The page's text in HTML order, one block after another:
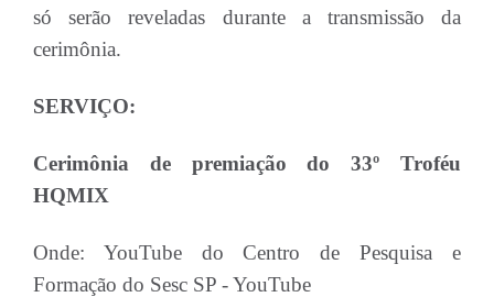
só serão reveladas durante a transmissão da
cerimônia.
SERVIÇO:
Cerimônia de premiação do 33º Troféu
HQMIX
Onde: YouTube do Centro de Pesquisa e
Formação do Sesc SP - YouTube